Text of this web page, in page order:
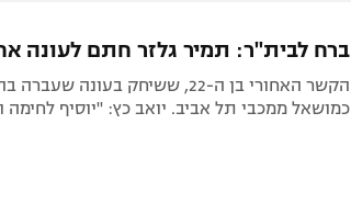
ברח לבית"ר: תמיר גלזר חתם לעונה
הקשר האחורי בן ה-22, ששיחק
כמושאל ממכבי תל אביב. יואב כץ: "יוסיף לחימה